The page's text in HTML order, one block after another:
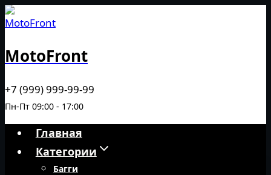
Перейти
к
MotoFront
+7 (999) 999-99-99
Пн-Пт 09:00 - 17:00
Главная
Категории
Багги